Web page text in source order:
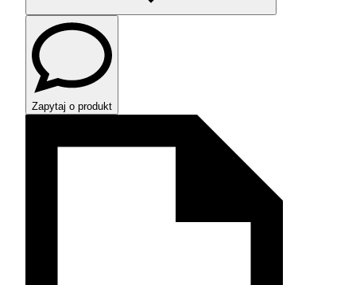
Zapytaj o produkt